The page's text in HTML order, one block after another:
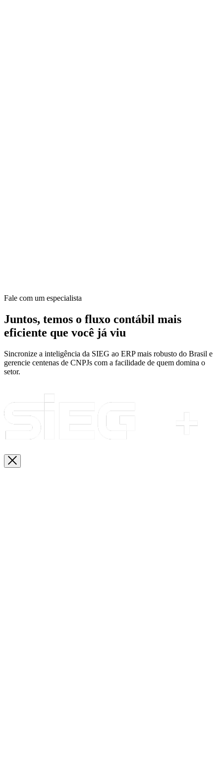
Fale com um especialista
Juntos, temos o fluxo contábil mais
eficiente que você já viu
Sincronize a inteligência da SIEG ao ERP mais robusto do Brasil e
gerencie centenas de CNPJs com a facilidade de quem domina o
setor.